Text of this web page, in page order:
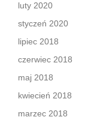
luty 2020
styczeń 2020
lipiec 2018
czerwiec 2018
maj 2018
kwiecień 2018
marzec 2018